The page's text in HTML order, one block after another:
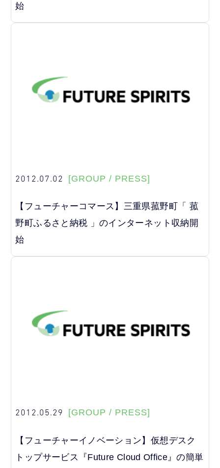
始
2012.07.02 [GROUP / PRESS]
【フューチャーコマース】三重県菰野町「 菰
野町ふるさと納税 」のインターネット収納開
始
2012.05.29 [GROUP / PRESS]
【フューチャーイノベーション】仮想デスク
トップサービス『Future Cloud Office』の簡単